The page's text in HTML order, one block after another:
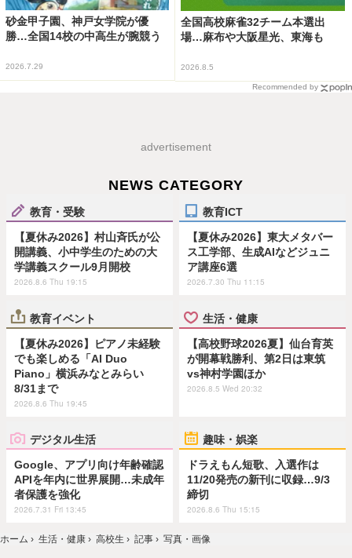
砂金甲子園、神戸女学院が優
勝…全国14校の中高生が腕競う
2026.7.29
全国高校麻雀32チーム本選出
場…麻布や大阪星光、東海も
2026.8.5
Recommended by
advertisement
NEWS CATEGORY
教育・受験
【夏休み2026】村山斉氏が公
開講義、小中学生のための大
学講義スクール9月開校
2026.8.6 Thu 19:15
教育ICT
【夏休み2026】東大メタバー
ス工学部、生成AIなどジュニ
ア講座6選
2026.7.30 Thu 11:15
教育イベント
【夏休み2026】ピアノ未経験
でも楽しめる「AI Duo
Piano」横浜みなとみらい
8/31まで
2026.8.6 Thu 19:45
生活・健康
【高校野球2026夏】仙台育英
が開幕戦勝利、第2日は東筑
vs神村学園ほか
2026.8.5 Wed 20:32
デジタル生活
Google、アプリ向け年齢確認
APIを年内に世界展開…未成年
者保護を強化
2026.7.31 Fri 13:45
趣味・娯楽
ドラえもん短歌、入選作は
11/20発売の新刊に収録…9/3
締切
2026.8.6 Thu 15:15
ホーム › 生活・健康 › 高校生 › 記事 › 写真・画像